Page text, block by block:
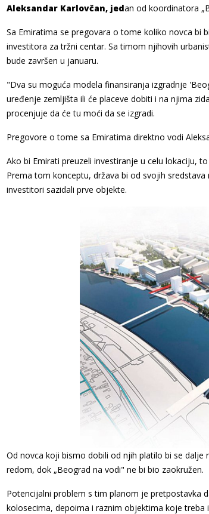
Aleksandar Karlovčan, jedan od koordinatora
Sa Emiratima se pregovara o tome koliko novca bi
investitora za tržni centar. Sa timom njihovih
bude završen u januaru.
"Dva su moguća modela finansiranja izgradnje
uređenje zemljišta ili će placeve dobiti i na njima
procenjuje da će tu moći da se izgradi.
Pregovore o tome sa Emiratima direktno vodi
Ako bi Emirati preuzeli investiranje u celu lokaciju,
Prema tom konceptu, država bi od svojih
investitori sazidali prve objekte.
Od novca koji bismo dobili od njih platilo bi se dalje
redom, dok „Beograd na vodi" ne bi bio zaokružen.
Potencijalni problem s tim planom je pretpostavka
kolosecima, depoima i raznim objektima koje